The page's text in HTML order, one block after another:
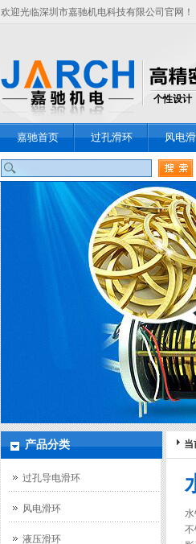
欢迎光临深圳市嘉驰机电科技有限公司官网！
个性设计
嘉驰首页 过孔滑环 风电
产品分类
过孔导电滑环
风电滑环
液压滑环
当
不